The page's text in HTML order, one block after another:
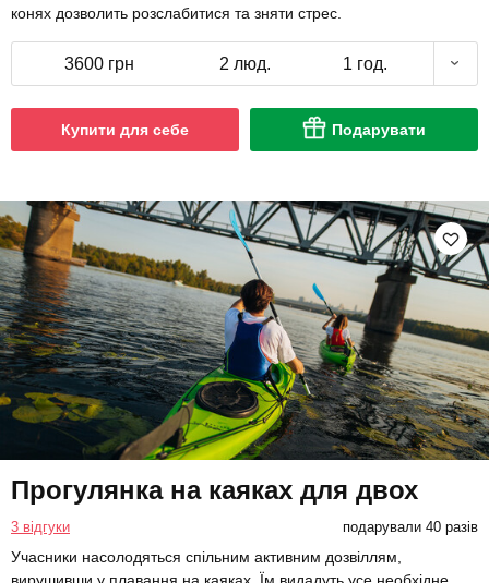
конях дозволить розслабитися та зняти стрес.
3600 грн 2 люд. 1 год.
Купити для себе Подарувати
Прогулянка на каяках для двох
3 відгуки подарували 40 разів
Учасники насолодяться спільним активним дозвіллям,